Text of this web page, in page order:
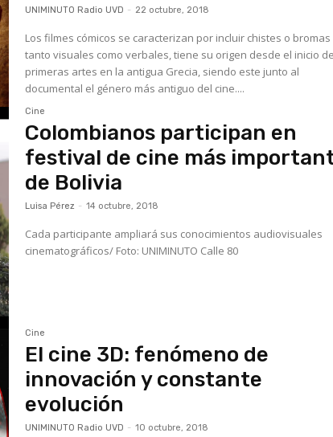
UNIMINUTO Radio UVD - 22 octubre, 2018
Los filmes cómicos se caracterizan por incluir chistes o bromas
tanto visuales como verbales, tiene su origen desde el inicio
primeras artes en la antigua Grecia, siendo este junto al
documental el género más antiguo del cine....
Cine
Colombianos participan en
festival de cine más
de Bolivia
Luisa Pérez - 14 octubre, 2018
Cada participante ampliará sus conocimientos audiovisuales
cinematográficos/ Foto: UNIMINUTO Calle 80
Cine
El cine 3D: fenómeno de
innovación y constante
evolución
UNIMINUTO Radio UVD - 10 octubre, 2018